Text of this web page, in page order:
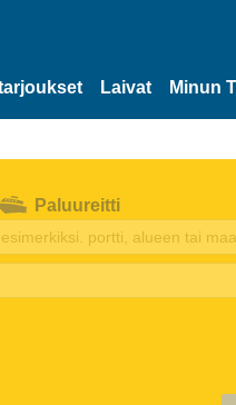
Laivat Minun
Paluureitti